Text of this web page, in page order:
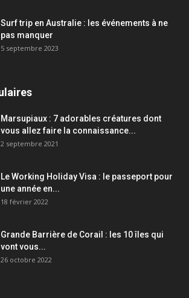
Surf trip en Australie : les événements à ne
pas manquer
5 septembre 2023
Marsupiaux : 7 adorables créatures dont
vous allez faire la connaissance...
2 septembre 2021
Le Working Holiday Visa : le passeport pour
une année en...
18 février 2022
Grande Barrière de Corail : les 10 îles qui
vont vous...
26 octobre 2022